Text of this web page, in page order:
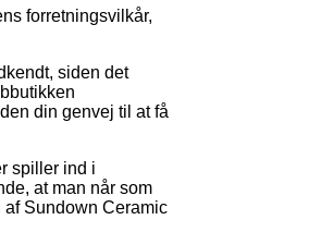
forretningsvilkår,
siden det
din genvej til at få
spiller ind i
at man når som
Sundown Ceramic